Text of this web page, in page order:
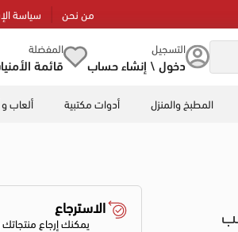
من نحن سياسة
التسجيل
دخول \ إنشاء حساب
المفضلة
قائمة
المطبخ والمنزل أدوات مكتبية ألعاب
مرطب
الاسترجاع
يمكنك إرجاع